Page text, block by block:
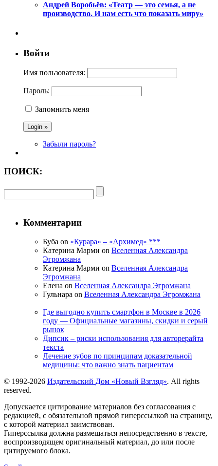
Андрей Воробьёв: «Театр — это семья, а не
производство. И нам есть что показать миру»
Войти
Имя пользователя:
Пароль:
Запомнить меня
Забыли пароль?
ПОИСК:
Комментарии
Буба on «Курара» – «Архимед» ***
Катерина Марми on Вселенная Александра
Эгромжана
Катерина Марми on Вселенная Александра
Эгромжана
Елена on Вселенная Александра Эгромжана
Гульнара on Вселенная Александра Эгромжана
Где выгодно купить смартфон в Москве в 2026
году — Официальные магазины, скидки и серый
рынок
Дипсик – риски использования для авторерайта
текста
Лечение зубов по принципам доказательной
медицины: что важно знать пациентам
© 1992-2026 Издательский Дом «Новый Взгляд». All rights
reserved.
Допускается цитирование материалов без согласования с
редакцией, с обязательной прямой гиперссылкой на страницу,
с которой материал заимствован.
Гиперссылка должна размещаться непосредственно в тексте,
воспроизводящем оригинальный материал, до или после
цитируемого блока.